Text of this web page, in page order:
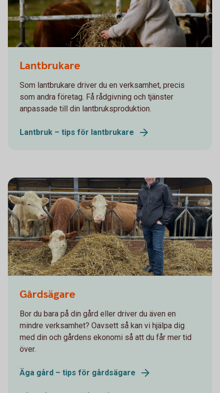
Lantbrukare
Som lantbrukare driver du en verksamhet, precis
som andra företag. Få rådgivning och tjänster
anpassade till din lantbruksproduktion.
Lantbruk – tips för lantbrukare
Gårdsägare
Bor du bara på din gård eller driver du även en
mindre verksamhet? Oavsett så kan vi hjälpa dig
med din och gårdens ekonomi så att du får mer tid
över.
Äga gård – tips för gårdsägare